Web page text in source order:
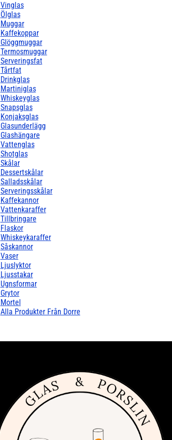
Vinglas
Ölglas
Muggar
Kaffekoppar
Glöggmuggar
Termosmuggar
Serveringsfat
Tårtfat
Drinkglas
Martiniglas
Whiskeyglas
Snapsglas
Konjaksglas
Glasunderlägg
Glashängare
Vattenglas
Shotglas
Skålar
Dessertskålar
Salladsskålar
Serveringsskålar
Kaffekannor
Vattenkaraffer
Tillbringare
Flaskor
Whiskeykaraffer
Såskannor
Vaser
Ljuslyktor
Ljusstakar
Ugnsformar
Grytor
Mortel
Alla Produkter Från Dorre